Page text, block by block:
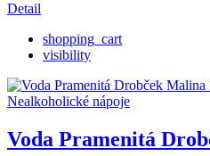
Detail
shopping_cart
visibility
Nealkoholické nápoje
Voda Pramenitá